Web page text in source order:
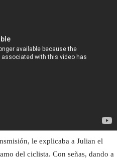
le explicaba a Julian el
del ciclista. Con señas, dando a